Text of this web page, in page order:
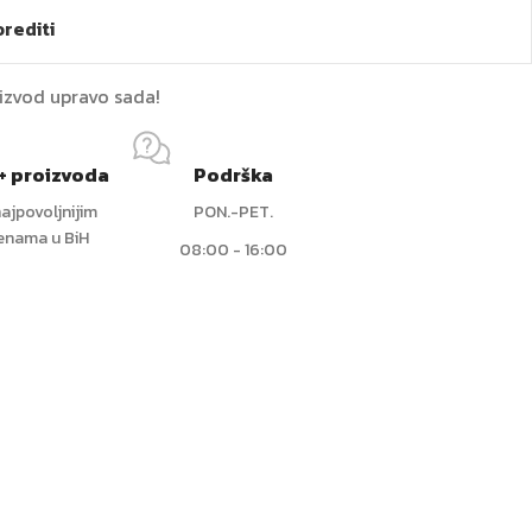
upravo sada!
proizvoda
u BiH
Podrška
PON.-PET.
08:00 - 16:00